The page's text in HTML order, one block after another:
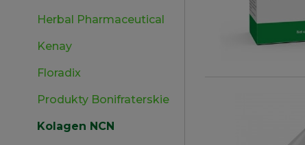
Herbal Pharmaceutical
Kenay
Floradix
Produkty Bonifraterskie
Kolagen NCN